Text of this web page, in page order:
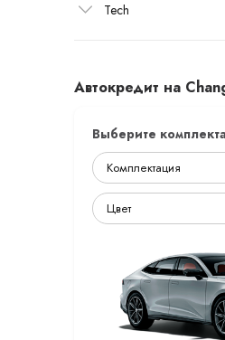
Tech
Автокредит на
Выберите